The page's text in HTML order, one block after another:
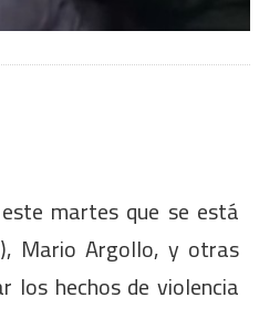
martes que se está
Mario Argollo, y otras
los hechos de violencia